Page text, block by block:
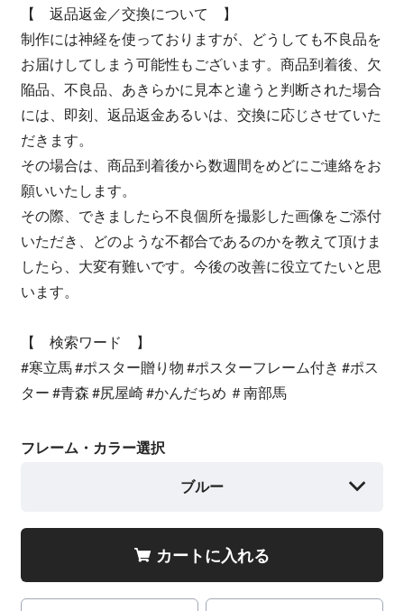
【 返品返金／交換について 】
制作には神経を使っておりますが、どうしても不良品を
お届けしてしまう可能性もございます。商品到着後、欠
陥品、不良品、あきらかに見本と違うと判断された場合
には、即刻、返品返金あるいは、交換に応じさせていた
だきます。
その場合は、商品到着後から数週間をめどにご連絡をお
願いいたします。
その際、できましたら不良個所を撮影した画像をご添付
いただき、どのような不都合であるのかを教えて頂けま
したら、大変有難いです。今後の改善に役立てたいと思
います。
【 検索ワード 】
#寒立馬 #ポスター贈り物 #ポスターフレーム付き #ポス
ター #青森 #尻屋崎 #かんだちめ ＃南部馬
フレーム・カラー選択
ブルー
カートに入れる